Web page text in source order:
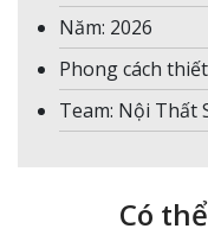
Năm: 2026
Phong cách
Team: Nội Thất
Có